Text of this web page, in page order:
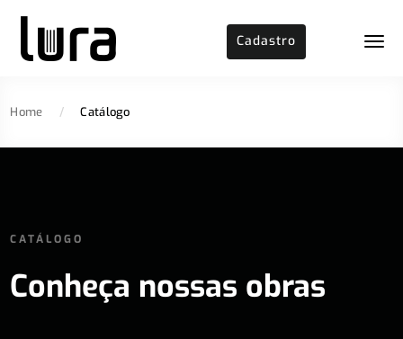
Cadastro
Home / Catálogo
CATÁLOGO
Conheça nossas obras